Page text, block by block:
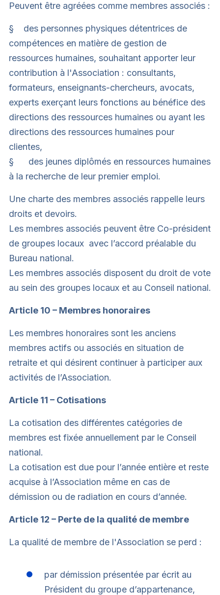
Peuvent être agréées comme membres associés :
§ des personnes physiques détentrices de
compétences en matière de gestion de
ressources humaines, souhaitant apporter leur
contribution à l'Association : consultants,
formateurs, enseignants-chercheurs, avocats,
experts exerçant leurs fonctions au bénéfice des
directions des ressources humaines ou ayant les
directions des ressources humaines pour
clientes,
§ des jeunes diplômés en ressources humaines
à la recherche de leur premier emploi.
Une charte des membres associés rappelle leurs
droits et devoirs.
Les membres associés peuvent être Co-président
de groupes locaux avec l’accord préalable du
Bureau national.
Les membres associés disposent du droit de vote
au sein des groupes locaux et au Conseil national.
Article 10 – Membres honoraires
Les membres honoraires sont les anciens
membres actifs ou associés en situation de
retraite et qui désirent continuer à participer aux
activités de l’Association.
Article 11 – Cotisations
La cotisation des différentes catégories de
membres est fixée annuellement par le Conseil
national.
La cotisation est due pour l’année entière et reste
acquise à l’Association même en cas de
démission ou de radiation en cours d’année.
Article 12 – Perte de la qualité de membre
La qualité de membre de l'Association se perd :
par démission présentée par écrit au
Président du groupe d’appartenance,